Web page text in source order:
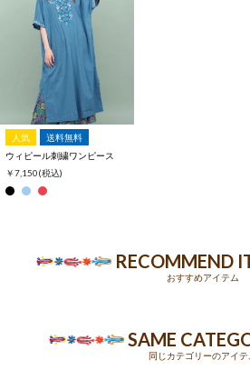
人気
送料無料
ウィピール刺繍ワンピース
￥7,150(税込)
RECOMMEND
おすすめアイテム
SAME
同じカテゴリーのアイテ